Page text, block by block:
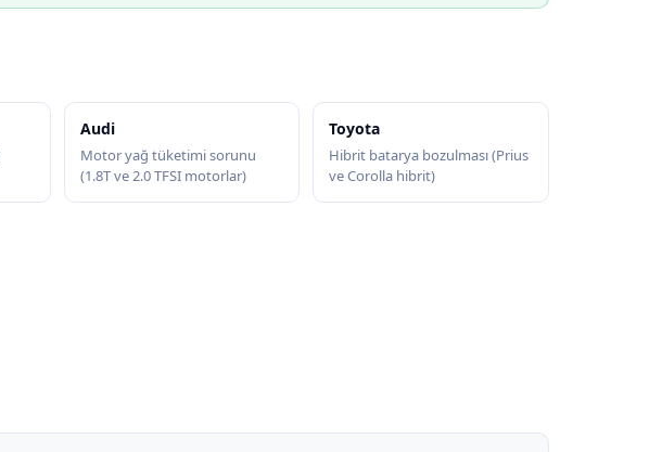
Audi
Motor yağ tüketimi sorunu
(1.8T ve 2.0 TFSI motorlar)
Toyota
Hibrit batarya bozulması (Prius
ve Corolla hibrit)